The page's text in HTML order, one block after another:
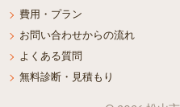
費用・プラン
お問い合わせからの流れ
よくある質問
無料診断・見積もり